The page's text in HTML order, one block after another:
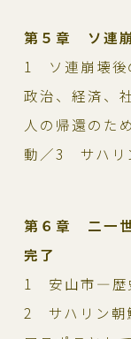
第５章 ソ連
1 ソ連崩壊後
政治、経済、
人の帰還のた
動／3 サハリ
第６章 二一
完了
1 安山市―歴
2 サハリン朝